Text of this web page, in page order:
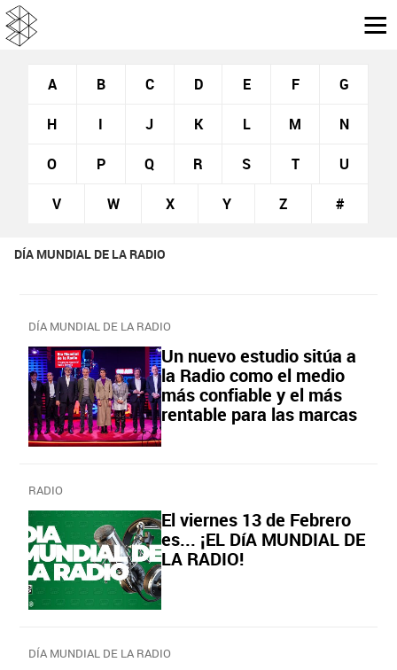
A B C D E F G
H I J K L M N
O P Q R S T U
V W X Y Z #
DÍA MUNDIAL DE LA RADIO
DÍA MUNDIAL DE LA RADIO
Un nuevo estudio sitúa a
la Radio como el medio
más confiable y el más
rentable para las marcas
RADIO
El viernes 13 de Febrero
es... ¡EL DíA MUNDIAL DE
LA RADIO!
DÍA MUNDIAL DE LA RADIO